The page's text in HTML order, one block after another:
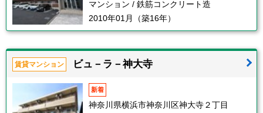
マンション / 鉄筋コンクリート造
2010年01月（築16年）
賃貸マンション ビュ－ラ－神大寺
新着
神奈川県横浜市神奈川区神大寺２丁目